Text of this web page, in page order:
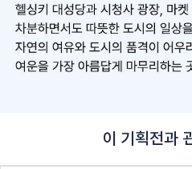
이 기획전과